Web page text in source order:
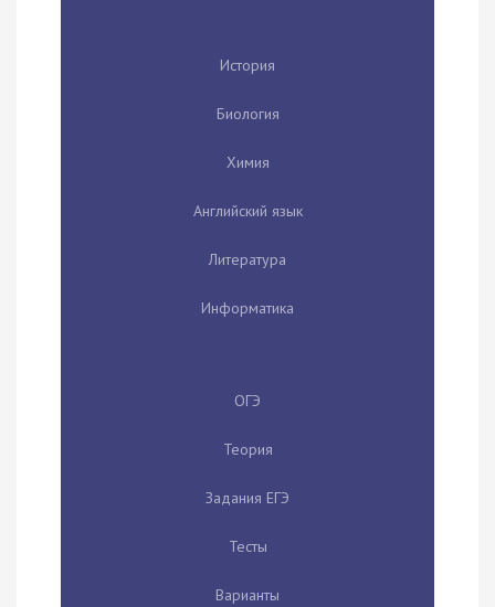
История
Биология
Химия
Английский язык
Литература
Информатика
ОГЭ
Теория
Задания ЕГЭ
Тесты
Варианты